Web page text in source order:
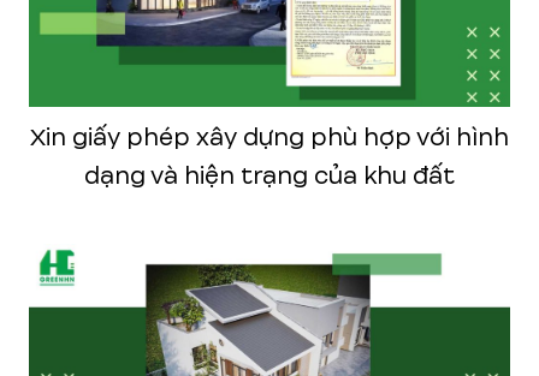
Xin giấy phép xây dựng phù hợp với hình
dạng và hiện trạng của khu đất